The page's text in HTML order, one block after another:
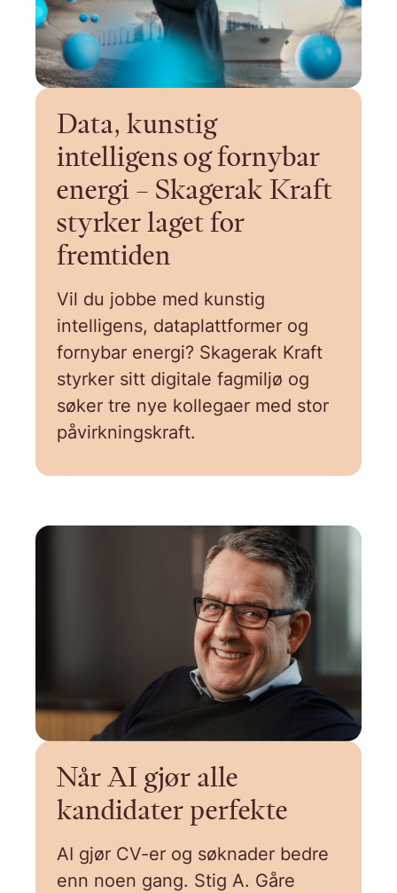
Data, kunstig
intelligens og fornybar
energi – Skagerak Kraft
styrker laget for
fremtiden
Vil du jobbe med kunstig
intelligens, dataplattformer og
fornybar energi? Skagerak Kraft
styrker sitt digitale fagmiljø og
søker tre nye kollegaer med stor
påvirkningskraft.
Når AI gjør alle
kandidater perfekte
AI gjør CV-er og søknader bedre
enn noen gang. Stig A. Gåre